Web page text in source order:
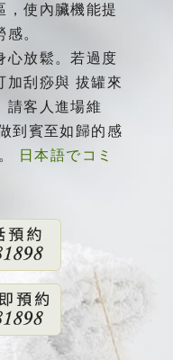
，使內臟機能提
。
心放鬆。若過度
加刮痧與 拔罐來
請客人進場維
到賓至如歸的感
日本語でコミ